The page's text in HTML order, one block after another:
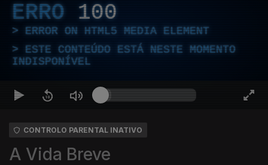
ERRO 100
ERROR ON HTML5 MEDIA ELEMENT
ESTE CONTEÚDO ESTÁ NESTE MOMENTO
INDISPONÍVEL
CONTROLO PARENTAL INATIVO
A Vida Breve